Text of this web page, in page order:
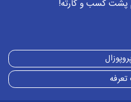
پشت کسب و کارته!